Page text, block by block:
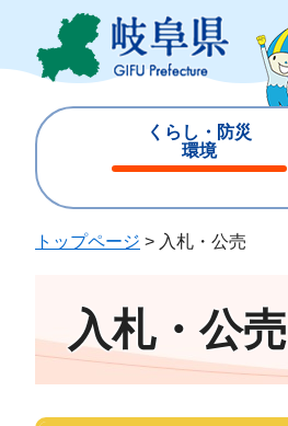
ジ
ュ
くらし・防災
環境
じ
トップページ > 入札・公売
入札・公売